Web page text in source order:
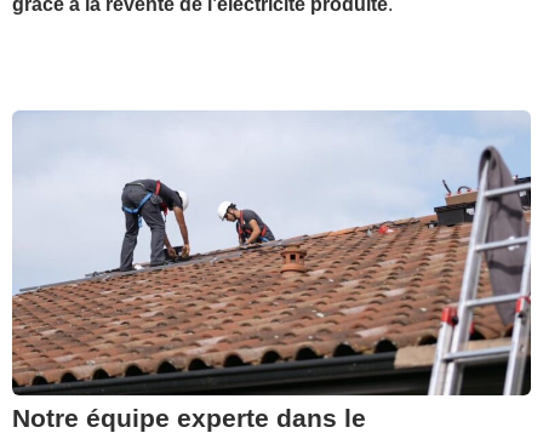
grâce à la revente de l’électricité produite.
Notre équipe experte dans le